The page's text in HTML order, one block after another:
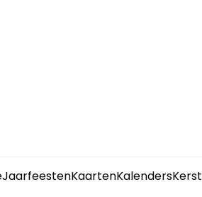
JaarfeestenKaartenKalendersKerst